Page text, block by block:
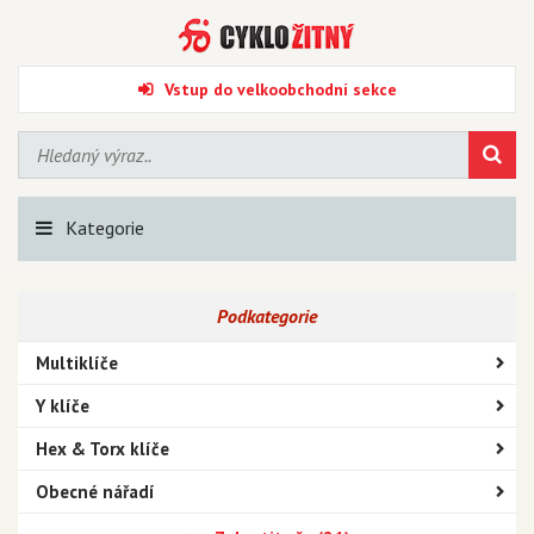
Vstup do velkoobchodní sekce
Kategorie
Podkategorie
Multiklíče
Y klíče
Hex & Torx klíče
Obecné nářadí